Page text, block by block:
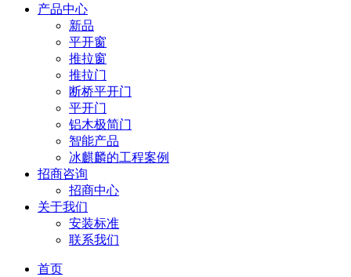
产品中心
新品
平开窗
推拉窗
推拉门
断桥平开门
平开门
铝木极简门
智能产品
冰麒麟的工程案例
招商咨询
招商中心
关于我们
安装标准
联系我们
首页